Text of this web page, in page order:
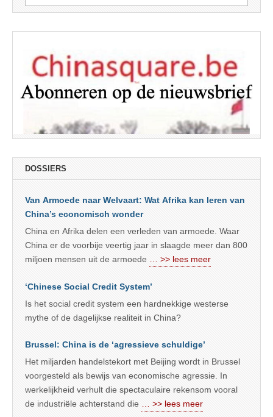
naar:
DOSSIERS
Van Armoede naar Welvaart: Wat Afrika kan leren van
China’s economisch wonder
China en Afrika delen een verleden van armoede. Waar
China er de voorbije veertig jaar in slaagde meer dan 800
miljoen mensen uit de armoede
… >> lees meer
‘Chinese Social Credit System’
Is het social credit system een hardnekkige westerse
mythe of de dagelijkse realiteit in China?
Brussel: China is de ‘agressieve schuldige’
Het miljarden handelstekort met Beijing wordt in Brussel
voorgesteld als bewijs van economische agressie. In
werkelijkheid verhult die spectaculaire rekensom vooral
de industriële achterstand die
… >> lees meer